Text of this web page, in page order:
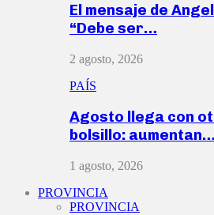
El mensaje de
“Debe ser…
2 agosto, 2026
PAÍS
Agosto llega con
bolsillo: aumentan…
1 agosto, 2026
PROVINCIA
PROVINCIA